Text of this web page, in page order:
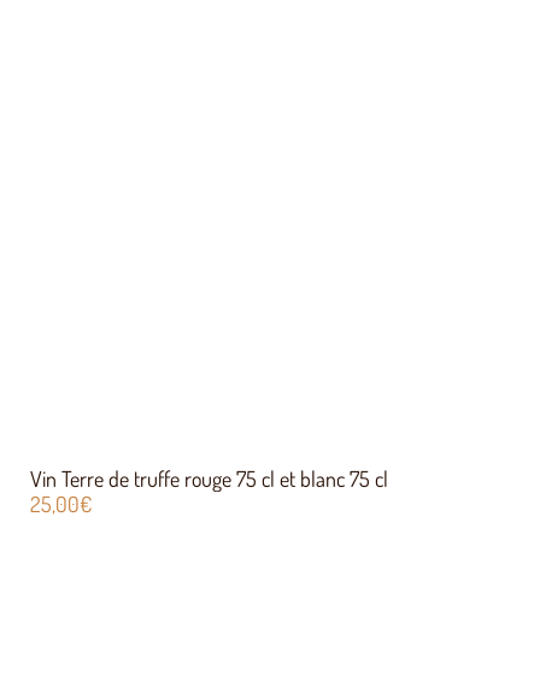
Vin Terre de truffe rouge 75 cl et blanc 75 cl
25,00€